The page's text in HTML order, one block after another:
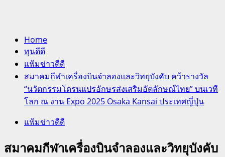
Home
ทุนดีดี
แฟ้มข่าวดีดี
สมาคมกีฬาเครื่องบินจำลองและวิทยุบังคับ คว้ารางวัล
“นวัตกรรมโดรนแปรอักษรส่งเสริมอัตลักษณ์ไทย” บนเวที
โลก ณ งาน Expo 2025 Osaka Kansai ประเทศญี่ปุ่น
แฟ้มข่าวดีดี
สมาคมกีฬาเครื่องบินจำลองและวิทยุบังคับ